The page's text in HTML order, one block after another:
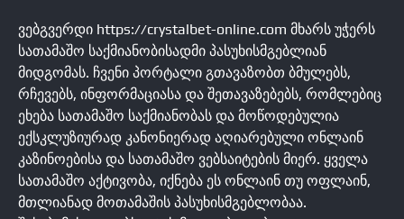
ვებგვერდი https://crystalbet-online.com მხარს უჭერს
სათამაშო საქმიანობისადმი პასუხისმგებლიან
მიდგომას. ჩვენი პორტალი გთავაზობთ ბმულებს,
რჩევებს, ინფორმაციასა და შეთავაზებებს, რომლებიც
ეხება სათამაშო საქმიანობას და მოწოდებულია
ექსკლუზიურად კანონიერად აღიარებული ონლაინ
კაზინოებისა და სათამაშო ვებსაიტების მიერ. ყველა
სათამაშო აქტივობა, იქნება ეს ონლაინ თუ ოფლაინ,
მთლიანად მოთამაშის პასუხისმგებლობაა.